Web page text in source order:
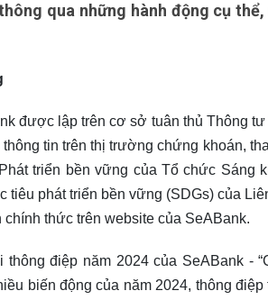
qua những hành động cụ
được lập trên cơ sở tuân thủ Thông tư
tin trên thị trường chứng khoán,
triển bền vững của Tổ chức Sáng
tiêu phát triển bền vững (SDGs) của
thức trên website của SeABank.
điệp năm 2024 của SeABank -
biến động của năm 2024, thông điệp